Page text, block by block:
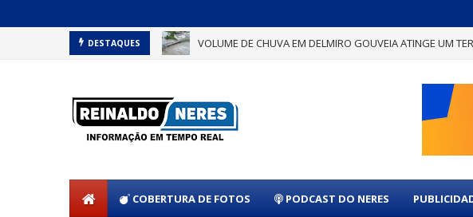
DESTAQUES VOLUME DE CHUVA EM DELMIRO GOUVEIA ATINGE UM
COBERTURA DE FOTOS PODCAST DO NERES